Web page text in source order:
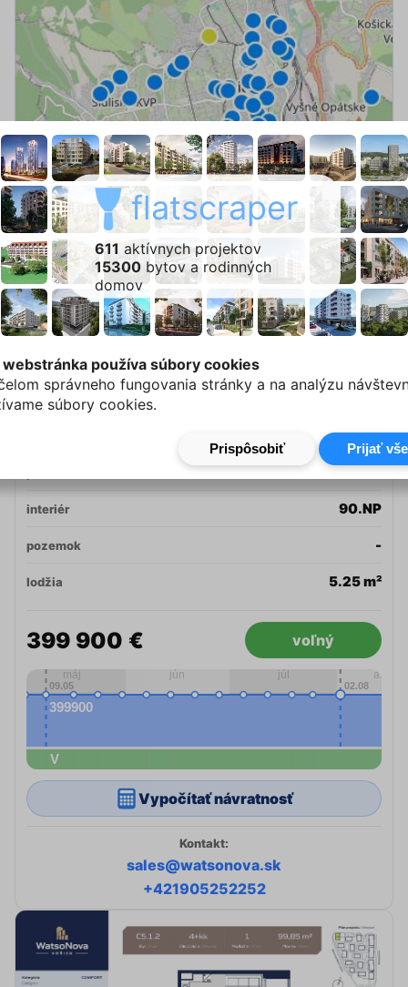
Oficiálna stránka bytu
byt C5.1.2
budova C5
projekt
mesto / obec
4-izbový byt
1.NP
interiér 90.NP
pozemok -
lodžia 5.25 m²
399 900 € voľný
Vypočítať návratnosť
Kontakt:
sales@watsonova.sk
+421905252252
flatscraper
611 aktívnych projektov
15300bytov a rodinných
domov
webstránka používa súbory cookies
správneho fungovania stránky a na analýzu
súbory cookies.